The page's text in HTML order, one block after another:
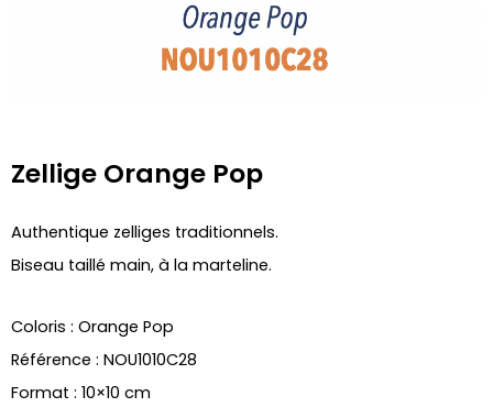
Zellige Orange Pop
Authentique zelliges traditionnels.
Biseau taillé main, à la marteline.
Coloris : Orange Pop
Référence : NOU1010C28
Format : 10×10 cm